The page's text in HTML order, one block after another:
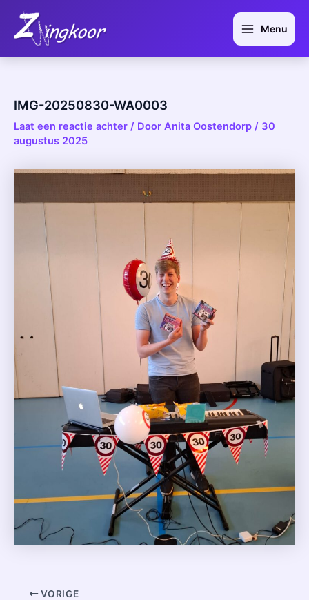
inhoud
Main
Menu
IMG-20250830-WA0003
Laat een reactie achter / Door Anita Oostendorp / 30
augustus 2025
navigatie
VORIGE